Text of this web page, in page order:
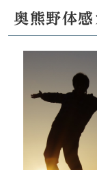
奥熊野体感